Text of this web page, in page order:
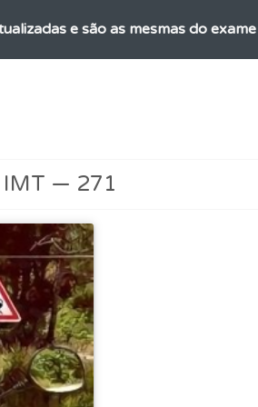
e são as mesmas do
quando tem dúvidas.
estatísticas em qualquer
que errou e não voltou a
IMT — 271